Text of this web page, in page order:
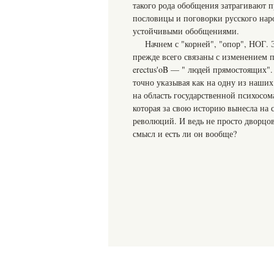
такого рода обобщения затрагивают
пословицы и поговорки русского
устойчивыми обобщениями.
Начнем с "корней", "опор", НОГ.
прежде всего связаны с
erectus'oB — " людей
точно указывая как на одну из
на область государственной
которая за свою историю вынесла на
революций. И ведь не просто
смысл и есть ли он вообще?